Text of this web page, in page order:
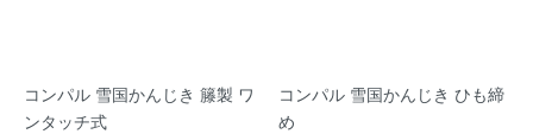
コンパル 雪国かんじき 籐製 ワ
ンタッチ式
コンパル 雪国かんじき ひも締
め